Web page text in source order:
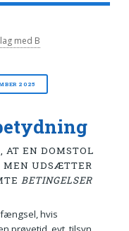
med B
2025
AT EN DOMSTOL
MEN UDSÆTTER
BETINGELSER
hvis